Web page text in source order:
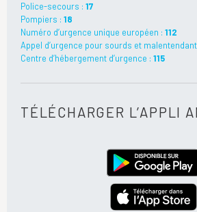
Police-secours : 17
Pompiers : 18
Numéro d’urgence unique européen : 112
Appel d’urgence pour sourds et
Centre d’hébergement d’urgence : 115
TÉLÉCHARGER L’APPLI